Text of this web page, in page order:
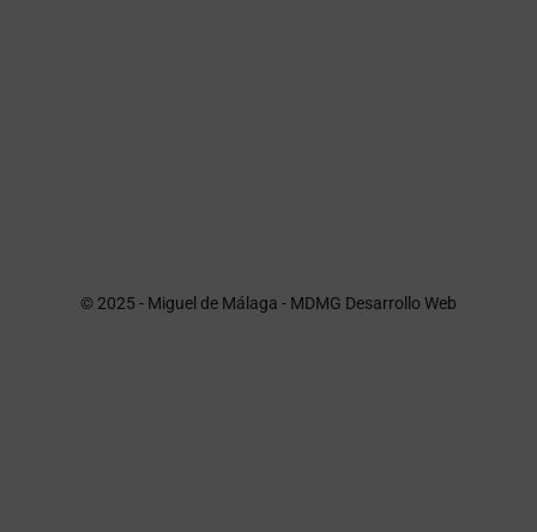
© 2025 - Miguel de Málaga - MDMG Desarrollo Web